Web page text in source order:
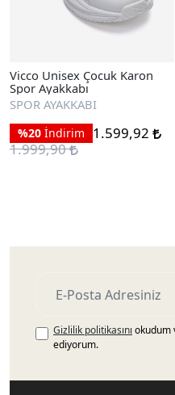
Vicco Unisex Çocuk Karon
Spor Ayakkabı
SPOR AYAKKABI
%20 İndirim
1.599,92
1.999,90
Gizlilik politikasını okudum
ediyorum.